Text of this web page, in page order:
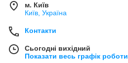
м. Київ
Київ, Україна
Контакти
Сьогодні вихідний
Показати весь графік роботи